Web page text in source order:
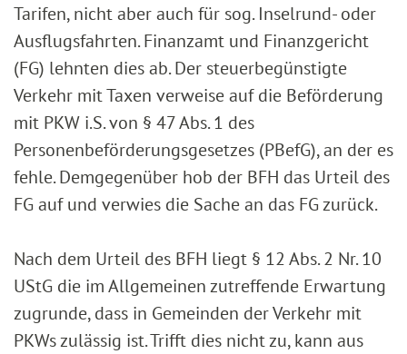
Tarifen, nicht aber auch für sog. Inselrund- oder
Ausflugsfahrten. Finanzamt und Finanzgericht
(FG) lehnten dies ab. Der steuerbegünstigte
Verkehr mit Taxen verweise auf die Beförderung
mit PKW i.S. von § 47 Abs. 1 des
Personenbeförderungsgesetzes (PBefG), an der es
fehle. Demgegenüber hob der BFH das Urteil des
FG auf und verwies die Sache an das FG zurück.
Nach dem Urteil des BFH liegt § 12 Abs. 2 Nr. 10
UStG die im Allgemeinen zutreffende Erwartung
zugrunde, dass in Gemeinden der Verkehr mit
PKWs zulässig ist. Trifft dies nicht zu, kann aus